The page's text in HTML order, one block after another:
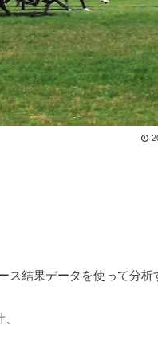
ス結果データを使って分析